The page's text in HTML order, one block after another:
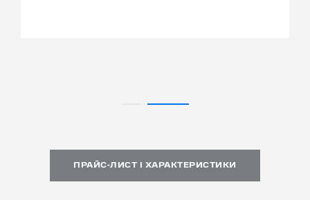
ПРАЙС-ЛИСТ І ХАРАКТЕРИСТИКИ